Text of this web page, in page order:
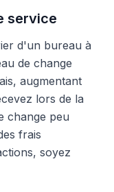
service
d'un bureau à
de change
augmentant
lors de la
change peu
frais
soyez